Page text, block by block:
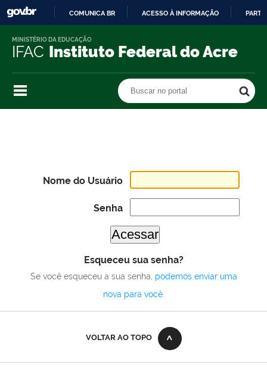
O
COMUNICA BR ACESSO À INFORMAÇÃO
IFAC Instituto Federal do Acre
MINISTÉRIO DA EDUCAÇÃO
Buscar no portal
Nome do Usuário
Senha
Esqueceu sua senha?
Se você esqueceu a sua senha, podemos enviar uma
nova para você.
VOLTAR AO TOPO